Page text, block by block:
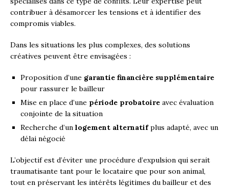
contribuer à désamorcer les tensions et à identifier des
compromis viables.
Dans les situations les plus complexes, des solutions
créatives peuvent être envisagées :
Proposition d’une garantie financière supplémentaire
pour rassurer le bailleur
Mise en place d’une période probatoire avec évaluation
conjointe de la situation
Recherche d’un logement alternatifplus adapté, avec un
délai négocié
L’objectif est d’éviter une procédure d’expulsion qui serait
traumatisante tant pour le locataire que pour son animal,
tout en préservant les intérêts légitimes du bailleur et des